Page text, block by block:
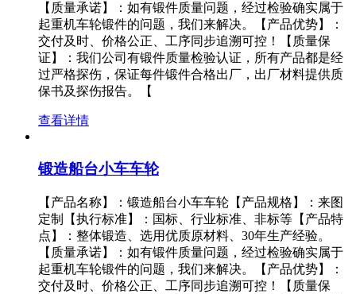
【质量承诺】：如有锻件质量问题，经过检验确实属于
起重机车轮锻件的问题，我们来解决。【产品优势】：
交付及时、价格公正、工序同步追溯可控！【质量保
证】：我们公司有锻件质量检验认证，所有产品都是经
过严格探伤，保证每件锻件合格出厂，出厂材料提供质
保书及探伤报告。【
查看详情
锻造船台小车车轮
【产品名称】：锻造船台小车车轮【产品规格】：来图
定制【执行标准】：国标、行业标准、非标等【产品特
点】：整体锻造、选用优质原材料、30年生产经验。
【质量承诺】：如有锻件质量问题，经过检验确实属于
起重机车轮锻件的问题，我们来解决。【产品优势】：
交付及时、价格公正、工序同步追溯可控！【质量保